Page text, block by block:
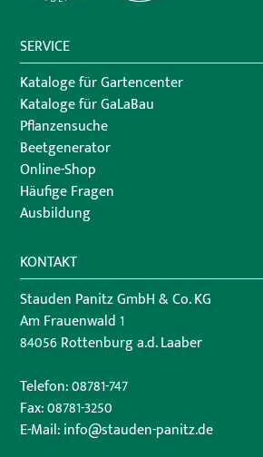
SERVICE
Kataloge für Gartencenter
Kataloge für GaLaBau
Pflanzensuche
Beetgenerator
Online-Shop
Häufige Fragen
Ausbildung
KONTAKT
Stauden Panitz GmbH & Co. KG
Am Frauenwald 1
84056 Rottenburg a.d. Laaber
Telefon:08781-747
Fax: 08781-3250
E-Mail:info@stauden-panitz.de